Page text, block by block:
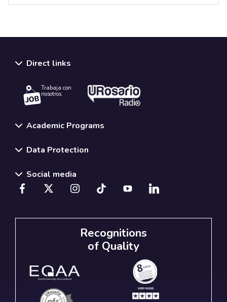
Direct links
Trabaja con
nosotros.
Academic Programs
Data Protection
Social media
Recognitions
of Quality